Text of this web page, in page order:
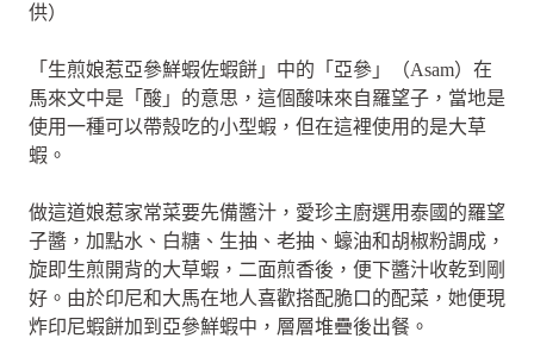
供）
「生煎娘惹亞參鮮蝦佐蝦餅」中的「亞參」（Asam）在
馬來文中是「酸」的意思，這個酸味來自羅望子，當地是
使用一種可以帶殼吃的小型蝦，但在這裡使用的是大草
蝦。
做這道娘惹家常菜要先備醬汁，愛珍主廚選用泰國的羅望
子醬，加點水、白糖、生抽、老抽、蠔油和胡椒粉調成，
旋即生煎開背的大草蝦，二面煎香後，便下醬汁收乾到剛
好。由於印尼和大馬在地人喜歡搭配脆口的配菜，她便現
炸印尼蝦餅加到亞參鮮蝦中，層層堆疊後出餐。